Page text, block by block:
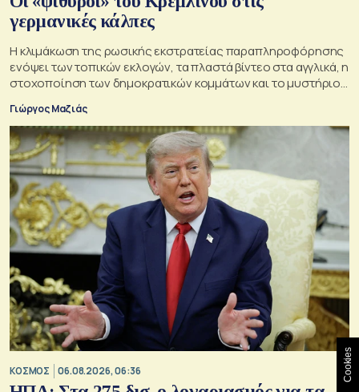
γερμανικές κάλπες
Η κλιμάκωση της ρωσικής εκστρατείας παραπληροφόρησης
ενόψει των τοπικών εκλογών, τα πλαστά βίντεο στα αγγλικά, η
στοχοποίηση των δημοκρατικών κομμάτων και το μυστήριο
της παράδοξης στρατηγικής.
Γιώργος Μαζιάς
ΚΟΣΜΟΣ 06.08.2026, 06:36 Cookies